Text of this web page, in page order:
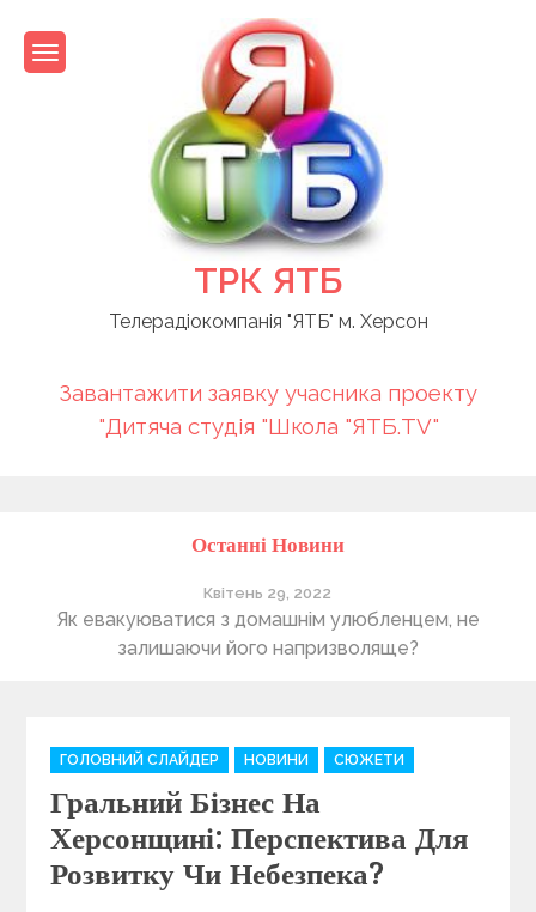
content
ТРК ЯТБ
Телерадіокомпанія "ЯТБ" м. Херсон
Завантажити заявку учасника проекту
"Дитяча студія "Школа "ЯТБ.TV"
Останні Новини
Квітень 29, 2022
Як евакуюватися з домашнім улюбленцем, не
залишаючи його напризволяще?
C
a
e
g
o
ГОЛОВНИЙ СЛАЙДЕР НОВИНИ СЮЖЕТИ
Гральний Бізнес На
Херсонщині: Перспектива Для
Розвитку Чи Небезпека?